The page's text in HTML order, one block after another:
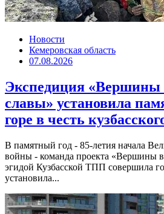
Новости
Кемеровская область
07.08.2026
Экспедиция «Вершины
славы» установила
горе в честь
В памятный год - 85-летия начала
войны - команда проекта «Вершины
эгидой Кузбасской ТПП совершила
установила...